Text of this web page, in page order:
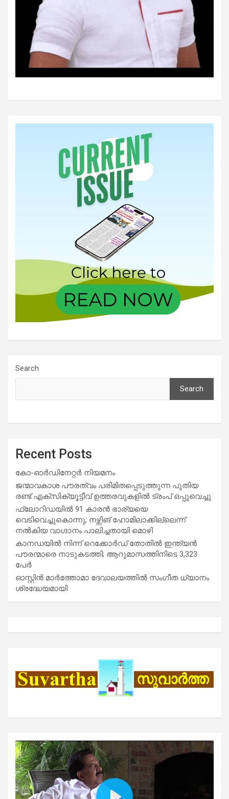
Search
Search
Recent Posts
കോ-ഓർഡിനേറ്റർ നിയമനം
ജന്മാവകാശ പൗരത്വം പരിമിതപ്പെടുത്തുന്ന പുതിയ
രണ്ട് എക്സിക്യൂട്ടീവ് ഉത്തരവുകളിൽ ട്രംപ് ഒപ്പുവെച്ചു
ഫ്ലോറിഡയിൽ 91 കാരൻ ഭാര്യയെ
വെടിവെച്ചുകൊന്നു; നഴ്സിങ് ഹോമിലാക്കില്ലെന്ന്
നൽകിയ വാഗ്ദാനം പാലിച്ചതായി മൊഴി
കാനഡയിൽ നിന്ന് റെക്കോർഡ് തോതിൽ ഇന്ത്യൻ
പൗരന്മാരെ നാടുകടത്തി; ആറുമാസത്തിനിടെ 3,323
പേർ
ഓസ്റ്റിൻ മാർത്തോമാ ദേവാലയത്തിൽ സംഗീത ധ്യാനം
ശ്രദ്ധേയമായി